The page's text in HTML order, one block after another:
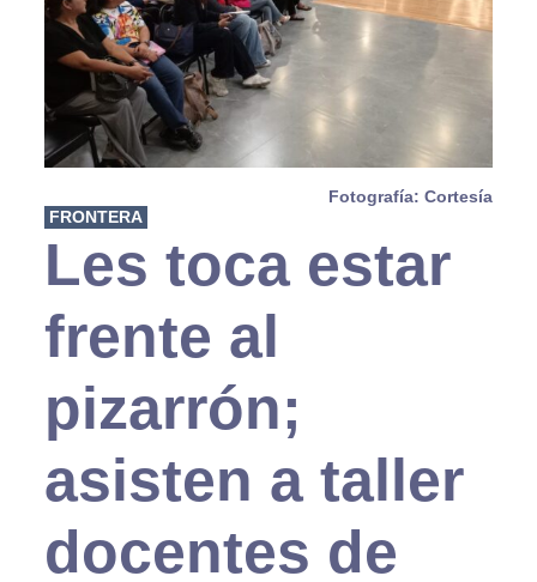
Fotografía: Cortesía
FRONTERA
Les toca estar
frente al
pizarrón;
asisten a taller
docentes de